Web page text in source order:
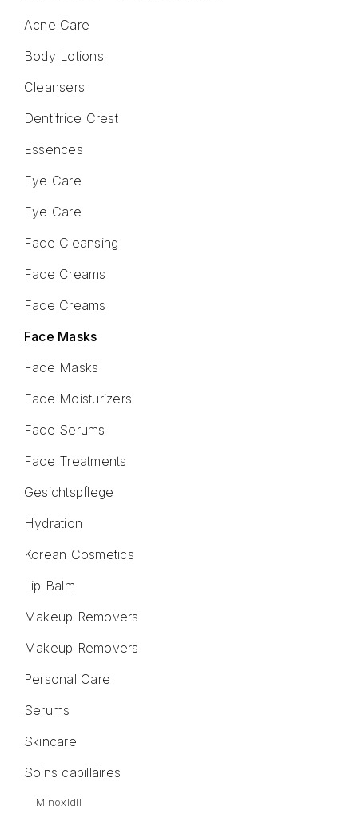
Acne Care
Body Lotions
Cleansers
Dentifrice Crest
Essences
Eye Care
Eye Care
Face Cleansing
Face Creams
Face Creams
Face Masks
Face Masks
Face Moisturizers
Face Serums
Face Treatments
Gesichtspflege
Hydration
Korean Cosmetics
Lip Balm
Makeup Removers
Makeup Removers
Personal Care
Serums
Skincare
Soins capillaires
Minoxidil